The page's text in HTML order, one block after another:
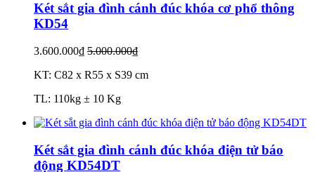
Két sắt gia đình cánh đúc khóa cơ phổ thông
KD54
3.600.000₫ 5.000.000₫
KT: C82 x R55 x S39 cm
TL: 110kg ± 10 Kg
Két sắt gia đình cánh đúc khóa điện tử báo
động KD54DT